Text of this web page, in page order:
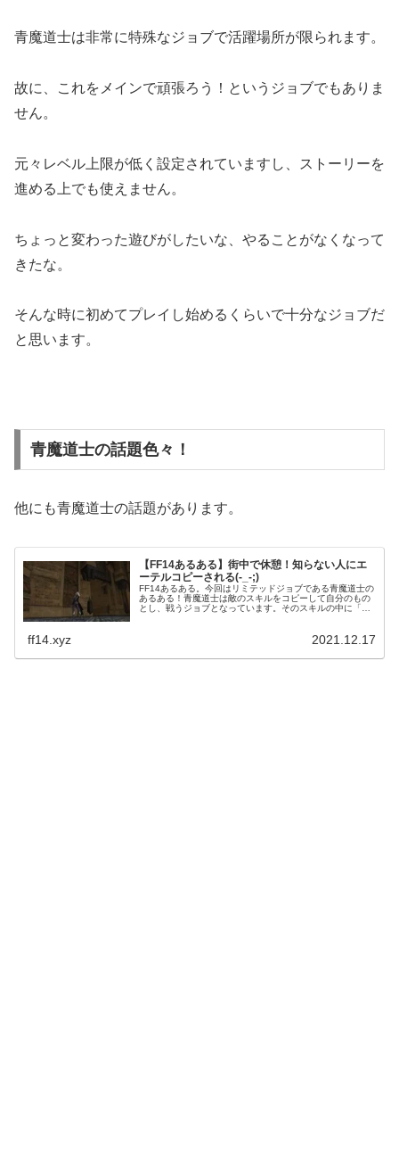
青魔道士は非常に特殊なジョブで活躍場所が限られます。
故に、これをメインで頑張ろう！というジョブでもありま
せん。
元々レベル上限が低く設定されていますし、ストーリーを
進める上でも使えません。
ちょっと変わった遊びがしたいな、やることがなくなって
きたな。
そんな時に初めてプレイし始めるくらいで十分なジョブだ
と思います。
青魔道士の話題色々！
他にも青魔道士の話題があります。
【FF14あるある】街中で休憩！知らない人にエ
ーテルコピーされる(-_-;)
FF14あるある。今回はリミテッドジョブである青魔道士の
あるある！青魔道士は敵のスキルをコピーして自分のもの
とし、戦うジョブとなっています。そのスキルの中に「エ
ff14.xyz 2021.12.17